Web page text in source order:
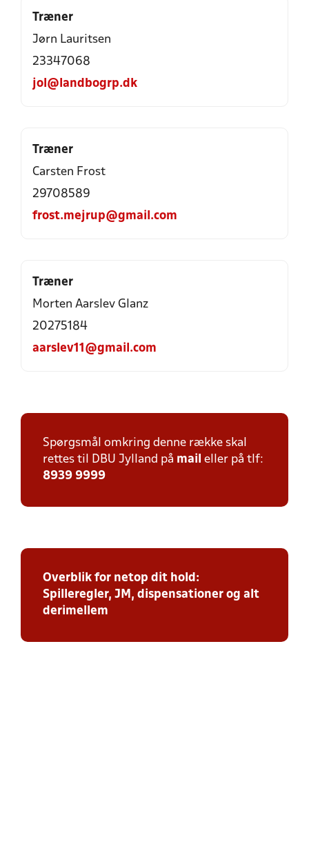
Træner
Jørn Lauritsen
23347068
jol@landbogrp.dk
Træner
Carsten Frost
29708589
frost.mejrup@gmail.com
Træner
Morten Aarslev Glanz
20275184
aarslev11@gmail.com
Spørgsmål omkring denne række skal
rettes til DBU Jylland på mail eller på tlf:
8939 9999
Overblik for netop dit hold:
Spilleregler, JM, dispensationer og alt
derimellem